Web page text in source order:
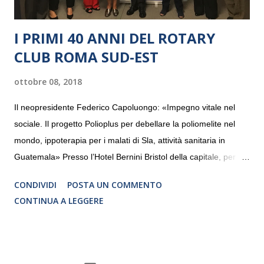
I PRIMI 40 ANNI DEL ROTARY
CLUB ROMA SUD-EST
ottobre 08, 2018
Il neopresidente Federico Capoluongo: «Impegno vitale nel
sociale. Il progetto Polioplus per debellare la poliomelite nel
mondo, ippoterapia per i malati di Sla, attività sanitaria in
Guatemala» Presso l’Hotel Bernini Bristol della capitale, per la
programmazione del Rotary Club Roma Sud-Est che festeggia
i quaranta anni di attività. Un’occasione per raccontare al
CONDIVIDI
POSTA UN COMMENTO
CONTINUA A LEGGERE